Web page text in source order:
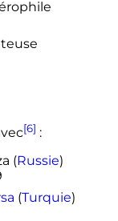
[6] :
(Russie)
(Turquie)